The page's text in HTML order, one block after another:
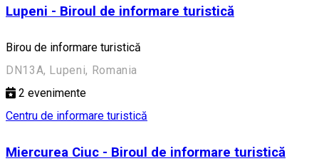
Lupeni - Biroul de informare turistică
Birou de informare turistică
DN13A, Lupeni, Romania
2 evenimente
Centru de informare turistică
Miercurea Ciuc - Biroul de informare turistică